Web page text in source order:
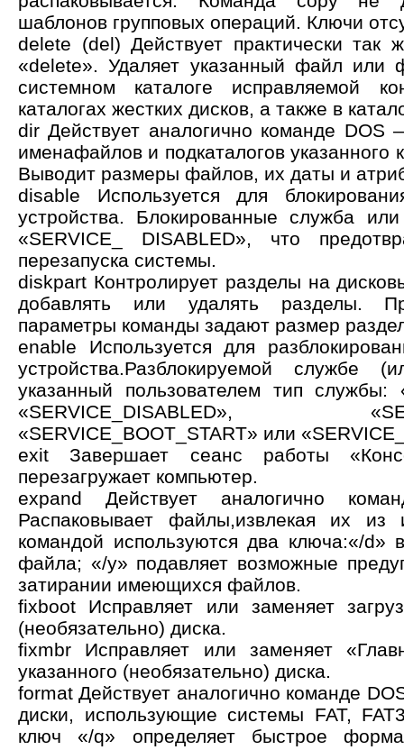
шаблонов групповых операций. Ключи
delete (del) Действует практически
«delete». Удаляет указанный файл или
системном каталоге исправляемой
каталогах жестких дисков, а также в
dir Действует аналогично команде
именафайлов и подкаталогов указанного
Выводит размеры файлов, их даты и
disable Используется для
устройства. Блокированные служба
«SERVICE_ DISABLED», что
перезапуска системы.
diskpart Контролирует разделы на
добавлять или удалять разделы.
параметры команды задают размер
enable Используется для
устройства.Разблокируемой службе
указанный пользователем тип службы:
«SERVICE_DISABLED»,
«SERVICE_BOOT_START» или
exit Завершает сеанс работы
перезагружает компьютер.
expand Действует аналогично
Распаковывает файлы,извлекая их
командой используются два ключа:«/d»
файла; «/y» подавляет возможные
затирании имеющихся файлов.
fixboot Исправляет или заменяет
(необязательно) диска.
fixmbr Исправляет или заменяет
указанного (необязательно) диска.
format Действует аналогично команде
диски, использующие системы FAT,
ключ «/q» определяет быстрое